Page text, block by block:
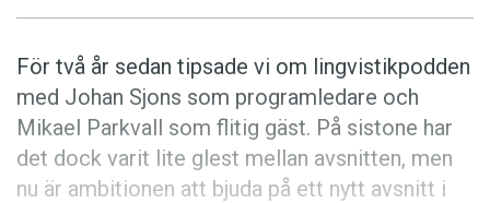
Annonsera
Prenumerera
Läs Språktidningen digitalt
Press
För två år sedan tipsade vi om lingvistikpodden
med Johan Sjons som programledare och
Mikael Parkvall som flitig gäst. På sistone har
det dock varit lite glest mellan avsnitten, men
nu är ambitionen att bjuda på ett nytt avsnitt i